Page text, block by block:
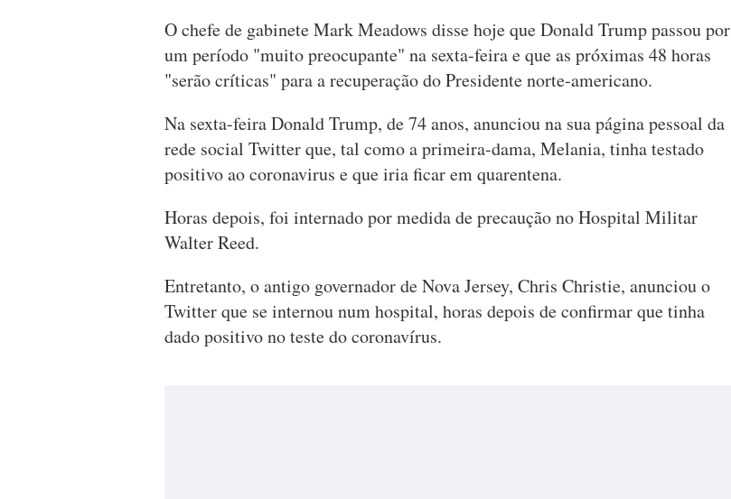
O chefe de gabinete Mark Meadows disse hoje que Donald Trump passou por
um período "muito preocupante" na sexta-feira e que as próximas 48 horas
"serão críticas" para a recuperação do Presidente norte-americano.
Na sexta-feira Donald Trump, de 74 anos, anunciou na sua página pessoal da
rede social Twitter que, tal como a primeira-dama, Melania, tinha testado
positivo ao coronavirus e que iria ficar em quarentena.
Horas depois, foi internado por medida de precaução no Hospital Militar
Walter Reed.
Entretanto, o antigo governador de Nova Jersey, Chris Christie, anunciou o
Twitter que se internou num hospital, horas depois de confirmar que tinha
dado positivo no teste do coronavírus.